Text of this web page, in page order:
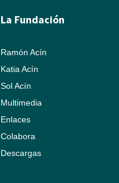
La Fundación
Ramón Acín
Katia Acín
Sol Acín
Multimedia
Enlaces
Colabora
Descargas